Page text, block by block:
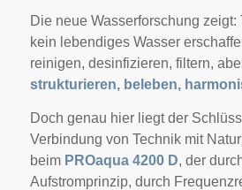
Die neue Wasserforschung
kein lebendiges Wasser
reinigen, desinfizieren, filtern,
strukturieren, beleben,
Doch genau hier liegt der
Verbindung von Technik mit
beim PROaqua 4200 D, der
Aufstromprinzip, durch